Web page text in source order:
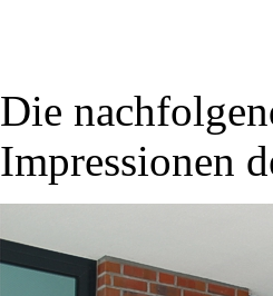
Die
Impressionen